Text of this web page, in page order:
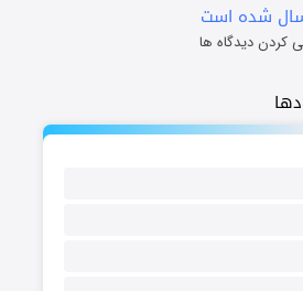
شده است
دیدگاه ها